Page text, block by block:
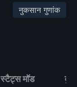
नुकसान गुणांक
स्टैट्स मॉड